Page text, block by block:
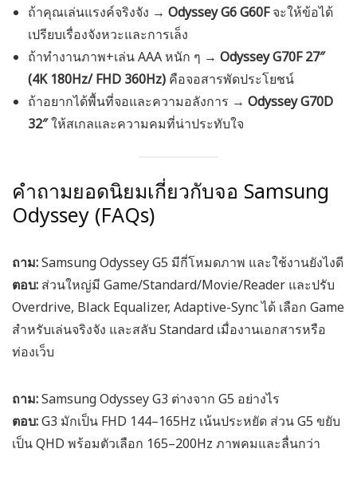
ถ้าคุณเล่นแรงค์จริงจัง → Odyssey G6 G60Fจะให้ข้อได้
เปรียบเรื่องจังหวะและการเล็ง
ถ้าทำงานภาพ+เล่น AAA หนัก ๆ → Odyssey G70F 27″
(4K 180Hz/ FHD 360Hz) คือจอสารพัดประโยชน์
ถ้าอยากได้พื้นที่จอและความอลังการ → Odyssey G70D
32″ให้สเกลและความคมที่น่าประทับใจ
คำถามยอดนิยมเกี่ยวกับจอ Samsung
Odyssey (FAQs)
ถาม:Samsung Odyssey G5 มีกี่โหมดภาพ และใช้งานยังไงดี
ตอบ: ส่วนใหญ่มี Game/Standard/Movie/Reader และปรับ
Overdrive, Black Equalizer, Adaptive-Sync ได้ เลือก Game
สำหรับเล่นจริงจัง และสลับ Standard เมื่องานเอกสารหรือ
ท่องเว็บ
ถาม:Samsung Odyssey G3 ต่างจาก G5 อย่างไร
ตอบ:G3 มักเป็น FHD 144–165Hz เน้นประหยัด ส่วน G5 ขยับ
เป็น QHD พร้อมตัวเลือก 165–200Hz ภาพคมและลื่นกว่า